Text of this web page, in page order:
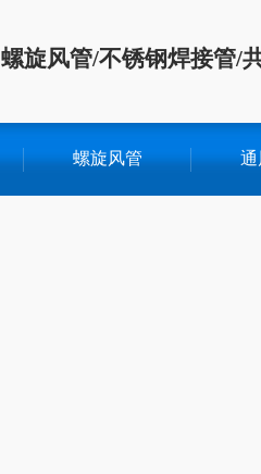
螺旋风管/不锈钢焊接管/
螺旋风管 通